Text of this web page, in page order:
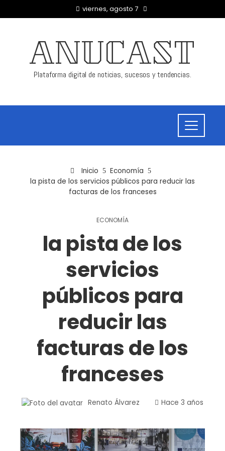
viernes, agosto 7
ANUCAST
Plataforma digital de noticias, sucesos y tendencias.
Inicio
Economía
la pista de los servicios públicos para reducir las
facturas de los franceses
ECONOMÍA
la pista de los
servicios
públicos para
reducir las
facturas de los
franceses
Renato Álvarez Hace 3 años